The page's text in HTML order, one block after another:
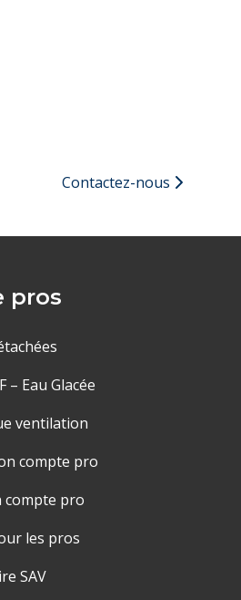
Contactez-nous
pros
– Eau Glacée
ventilation
compte pro
compte pro
les pros
SAV